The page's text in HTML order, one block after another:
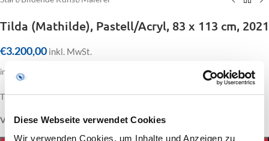
Diese Webseite verwendet Cookies
Wir verwenden Cookies, um Inhalte und Anzeigen zu
Start/ Bildende Kunst/ Malerei
Tilda (Mathilde), Pastell/Acryl, 83 x 113 cm, 2021
€3.200,00 inkl. MwSt.
inkl. 19 % MwSt.
Tilda (Mathilde), Pastell/Acryl, 83 x 113 cm, 2021
Verfügbar